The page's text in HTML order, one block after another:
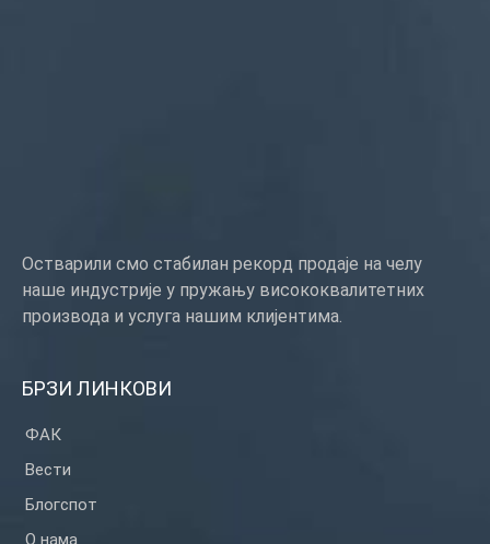
Остварили смо стабилан рекорд продаје на челу
наше индустрије у пружању висококвалитетних
производа и услуга нашим клијентима.
БРЗИ ЛИНКОВИ
ФАК
Вести
Блогспот
О нама